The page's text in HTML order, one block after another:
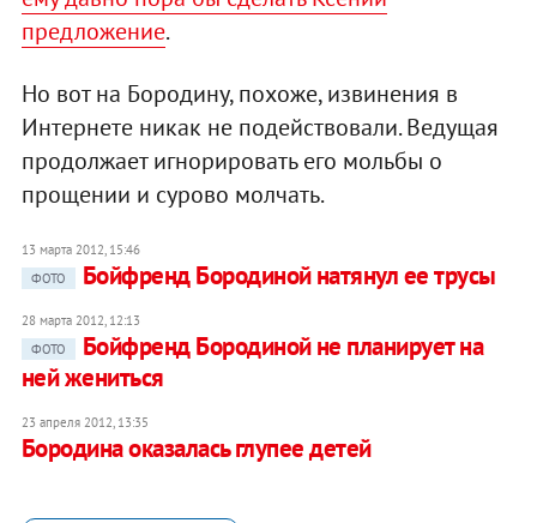
предложение.
Но вот на Бородину, похоже, извинения в
Интернете никак не подействовали. Ведущая
продолжает игнорировать его мольбы о
прощении и сурово молчать.
13 марта 2012, 15:46
ФОТО
Бойфренд Бородиной натянул ее трусы
28 марта 2012, 12:13
ФОТО
Бойфренд Бородиной не планирует на
ней жениться
23 апреля 2012, 13:35
Бородина оказалась глупее детей